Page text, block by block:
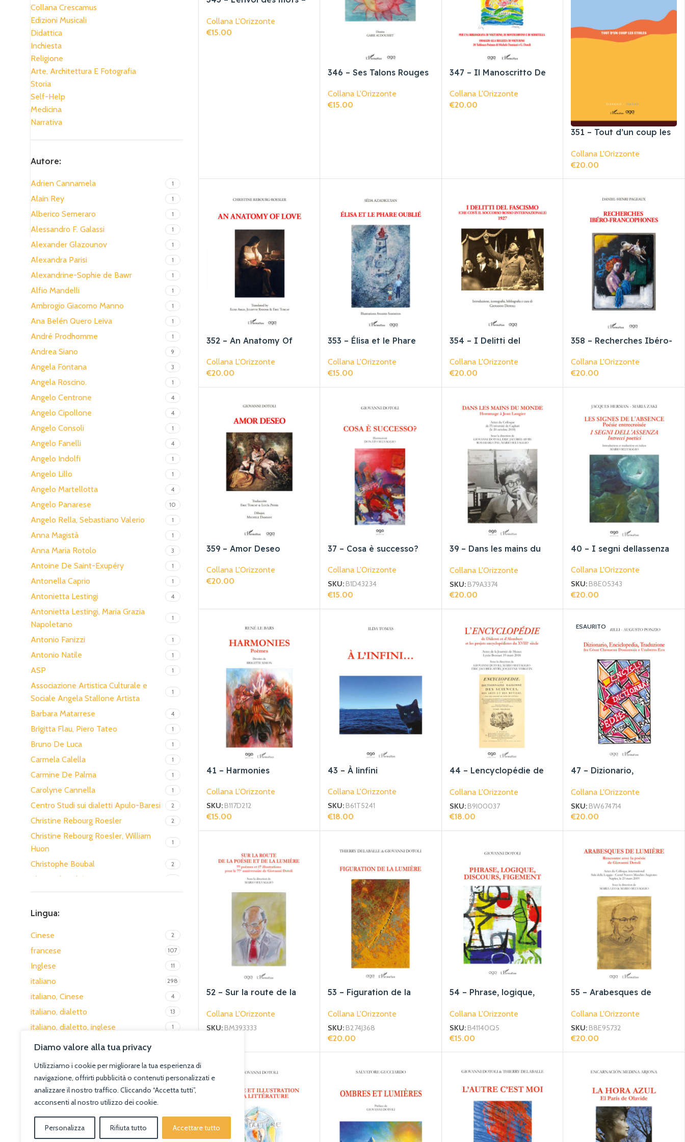
Diamo valore alla tua privacy
Utilizziamo i cookie per migliorare la tua esperienza di
navigazione, offrirti pubblicità o contenuti personalizzati e
analizzare il nostro traffico. Cliccando “Accetta tutti”,
acconsenti al nostro utilizzo dei cookie.
Personalizza Rifiuta tutto Accettare tutto
Collana Crescamus
Edizioni Musicali
Didattica
Inchiesta
Religione
Arte, Architettura E Fotografia
Storia
Self-Help
Medicina
Narrativa
Autore:
Adrien Cannamela 1
Alain Rey 1
Alberico Semeraro 1
Alessandro F. Galassi 1
Alexander Glazounov 1
Alexandra Parisi 1
Alexandrine-Sophie de Bawr 1
Alfio Mandelli 1
Ambrogio Giacomo Manno 1
Ana Belén Quero Leiva 1
André Prodhomme 1
Andrea Siano 9
Angela Fontana 3
Angela Roscino. 1
Angelo Centrone 4
Angelo Cipollone 4
Angelo Consoli 1
Angelo Fanelli 4
Angelo Indolfi 1
Angelo Lillo 1
Angelo Martellotta 4
Angelo Panarese 10
Angelo Rella, Sebastiano Valerio 1
Anna Magistà 1
Anna Maria Rotolo 3
Antoine De Saint-Exupéry 1
Antonella Caprio 1
Antonietta Lestingi 4
Antonietta Lestingi, Maria Grazia
Napoletano
1
Antonio Fanizzi 1
Antonio Natile 1
ASP 1
Associazione Artistica Culturale e
Sociale Angela Stallone Artista
1
Barbara Matarrese 4
Brigitta Flau, Piero Tateo 1
Bruno De Luca 1
Carmela Calella 1
Carmine De Palma 1
Carolyne Cannella 1
Centro Studi sui dialetti Apulo-Baresi 2
Christine Rebourg Roesler 2
Christine Rebourg Roesler, William
Huon
1
Christophe Boubal 2
Christophe Ghénassia
Claude Debussy 1
Claudio Ermogene Del Medico
Donato d'Attoma
1
Comune di Alberobello 1
Daniel-Henri Pageaux 3
Daniela Ventura, Jorge Juan Vega Y
Vega
1
Davide Gigante 1
Diana Del Mastro, Wiesaw Dyk 1
Domenico Cavallo
Francesco Galassi; Pietro Gigante;
Giovanni L.
1
Domenico Gabrielli
Donato Bagnardi 2
Lingua:
Cinese 2
francese 107
Inglese 11
italiano 298
italiano, Cinese 4
italiano, dialetto 13
italiano, dialetto, inglese 1
Italiano, francese
Italiano, francese, inglese, spagnolo
italiano, Inglese 5
Italiano, polacco
Italiano, Russo 1
de Héliane Hurtado
Collana L'Orizzonte
€15.00
346 – Ses Talons Rouges
Reflets De Peur Et
D’amour
Collana L'Orizzonte
€15.00
347 – Il Manoscritto De
Collana L'Orizzonte
€20.00
351 – Tout d’un coup les
stelle
Collana L'Orizzonte
€20.00
352 – An Anatomy Of
Collana L'Orizzonte
€20.00
353 – Élisa et le Phare
Collana L'Orizzonte
€15.00
354 – I Delitti del
Collana L'Orizzonte
€20.00
358 – Recherches Ibéro-
Collana L'Orizzonte
€20.00
359 – Amor Deseo
Collana L'Orizzonte
€20.00
37 – Cosa è successo?
Collana L'Orizzonte
SKU: B1D43234
€15.00
39 – Dans les mains du
Collana L'Orizzonte
SKU: B79A3374
€20.00
40 – I segni dellassenza
Collana L'Orizzonte
SKU: B8E05343
€20.00
41 – Harmonies
Collana L'Orizzonte
SKU: B117D212
€15.00
43 – À linfini
Collana L'Orizzonte
SKU: B61T5241
€18.00
44 – Lencyclopédie de
les projets
encyclopédistes du X
Collana L'Orizzonte
SKU: B9I00037
€18.00
ESAURITO
47 – Dizionario,
Collana L'Orizzonte
SKU: BW674714
€20.00
52 – Sur la route de la
Collana L'Orizzonte
SKU:BM393333
53 – Figuration de la
Collana L'Orizzonte
SKU: B274J368
€20.00
54 – Phrase, logique,
Collana L'Orizzonte
SKU: B41140Q5
€15.00
55 – Arabesques de
Collana L'Orizzonte
SKU: B8E95732
€20.00